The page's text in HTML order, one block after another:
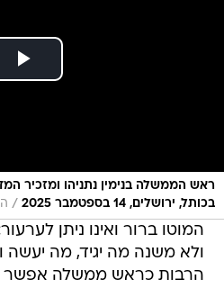
ראש הממשלה בנימין נתניהו ומזכיר
בכותל, ירושלים, 14 בספטמבר 2025
/
המוטו ברור ואינו ניתן
ולא משנה מה יגיד, מה יעשה
הרבות כראש ממשלה אפשר